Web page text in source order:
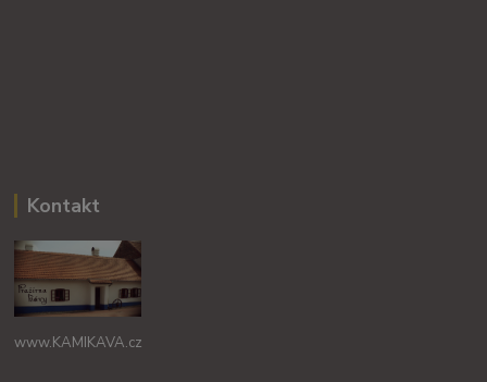
Kontakt
www.KAMIKAVA.cz